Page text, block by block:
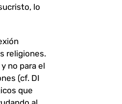
lo
religiones.
no para el
(cf. DI
que